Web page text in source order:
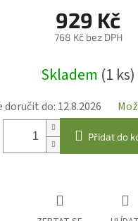
929 Kč
768 Kč bez DPH
cena:
Skladem (1 ks)
doručit do: 12.8.2026
Přidat do